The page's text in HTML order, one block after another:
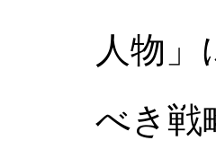
人物
べき戦